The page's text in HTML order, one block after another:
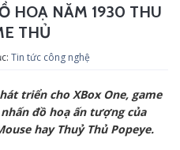
HOẠ NĂM 1930 THU
THỦ
Tin tức công nghệ
triển cho XBox One, game
đồ hoạ ấn tượng của
hay Thuỷ Thủ Popeye.